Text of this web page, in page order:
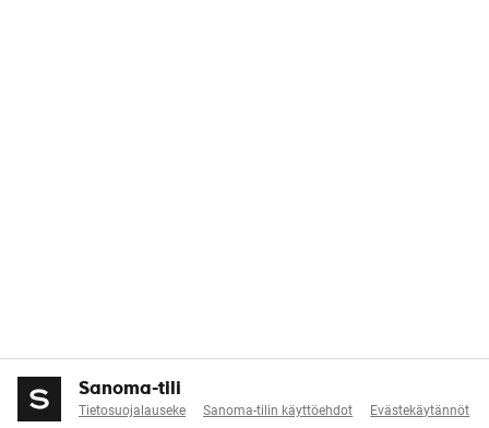
Sanoma-tili
Tietosuojalauseke Sanoma-tilin käyttöehdot Evästekäytännöt